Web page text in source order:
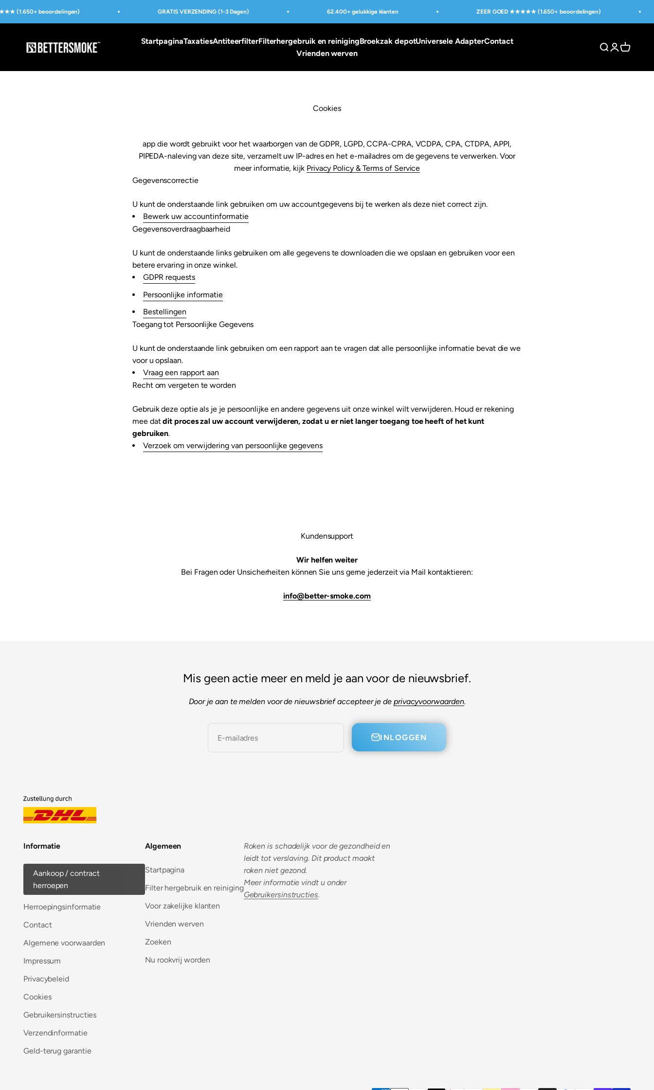
(1.650+ beoordelingen) GRATIS VERZENDING (1-3 Dagen) 62.400+ gelukkige klanten ZEER GOED ★★★★★ (1.650+ beoordelingen)
StartpaginaTaxatiesAntiteerfilterFilterhergebruik en reinigingBroekzak depotUniversele AdapterContact
Vrienden werven
BetterSmoke™ Zoeken openen
Cookies
app die wordt gebruikt voor het waarborgen van de GDPR, LGPD, CCPA-CPRA, VCDPA, CPA, CTDPA, APPI,
PIPEDA-naleving van deze site, verzamelt uw IP-adres en het e-mailadres om de gegevens te verwerken. Voor
meer informatie, kijk Privacy Policy & Terms of Service
Gegevenscorrectie
U kunt de onderstaande link gebruiken om uw accountgegevens bij te werken als deze niet correct zijn.
Bewerk uw accountinformatie
Gegevensoverdraagbaarheid
U kunt de onderstaande links gebruiken om alle gegevens te downloaden die we opslaan en gebruiken voor een
betere ervaring in onze winkel.
GDPR requests
Persoonlijke informatie
Bestellingen
Toegang tot Persoonlijke Gegevens
U kunt de onderstaande link gebruiken om een rapport aan te vragen dat alle persoonlijke informatie bevat die we
voor u opslaan.
Vraag een rapport aan
Recht om vergeten te worden
Gebruik deze optie als je je persoonlijke en andere gegevens uit onze winkel wilt verwijderen. Houd er rekening
mee datdit proces zal uw account verwijderen, zodat u er niet langer toegang toe heeft of het kunt
gebruiken.
Verzoek om verwijdering van persoonlijke gegevens
Kundensupport
Wir helfen weiter
Bei Fragen oder Unsicherheiten können Sie uns gerne jederzeit via Mail kontaktieren:
info@better-smoke.com
Mis geen actie meer en meld je aan voor de nieuwsbrief.
Door je aan te melden voor de nieuwsbrief accepteer je de privacyvoorwaarden.
E-mailadres INLOGGEN
Informatie
Aankoop / contract
herroepen
Herroepingsinformatie
Contact
Algemene voorwaarden
Impressum
Privacybeleid
Cookies
Gebruikersinstructies
Verzendinformatie
Geld-terug garantie
Algemeen
Startpagina
Filter hergebruik en reiniging
Voor zakelijke klanten
Vrienden werven
Zoeken
Nu rookvrij worden
Roken is schadelijk voor de gezondheid en
leidt tot verslaving. Dit product maakt
roken niet gezond.
Meer informatie vindt u onder
Gebruikersinstructies.